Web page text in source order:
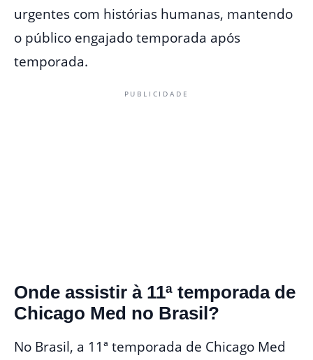
urgentes com histórias humanas, mantendo
o público engajado temporada após
temporada.
PUBLICIDADE
Onde assistir à 11ª temporada de
Chicago Med no Brasil?
No Brasil, a 11ª temporada de Chicago Med